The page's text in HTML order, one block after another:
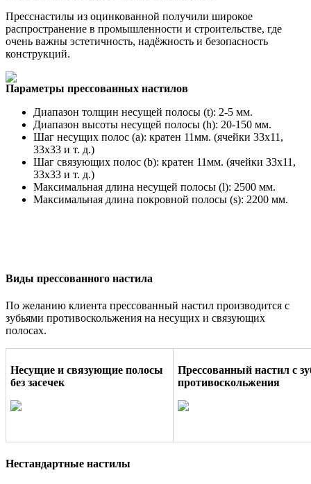
Пресснастилы из оцинкованной получили широкое
распространение в промышленности и строительстве, где
очень важны эстетичность, надёжность и безопасность
конструкций.
Параметры прессованных настилов
Диапазон толщин несущей полосы (t): 2-5 мм.
Диапазон высоты несущей полосы (h): 20-150 мм.
Шаг несущих полос (a): кратен 11мм. (ячейки 33х11,
33х33 и т. д.)
Шаг связующих полос (b): кратен 11мм. (ячейки 33х11,
33х33 и т. д.)
Максимальная длина несущей полосы (l): 2500 мм.
Максимальная длина покровной полосы (s): 2200 мм.
Виды прессованного настила
По желанию клиента прессованный настил производится с
зубьями противоскольжения на несущих и связующих
полосах.
Несущие и связующие полосы
без засечек
Прессованный настил с
противоскольжения
Нестандартные настилы